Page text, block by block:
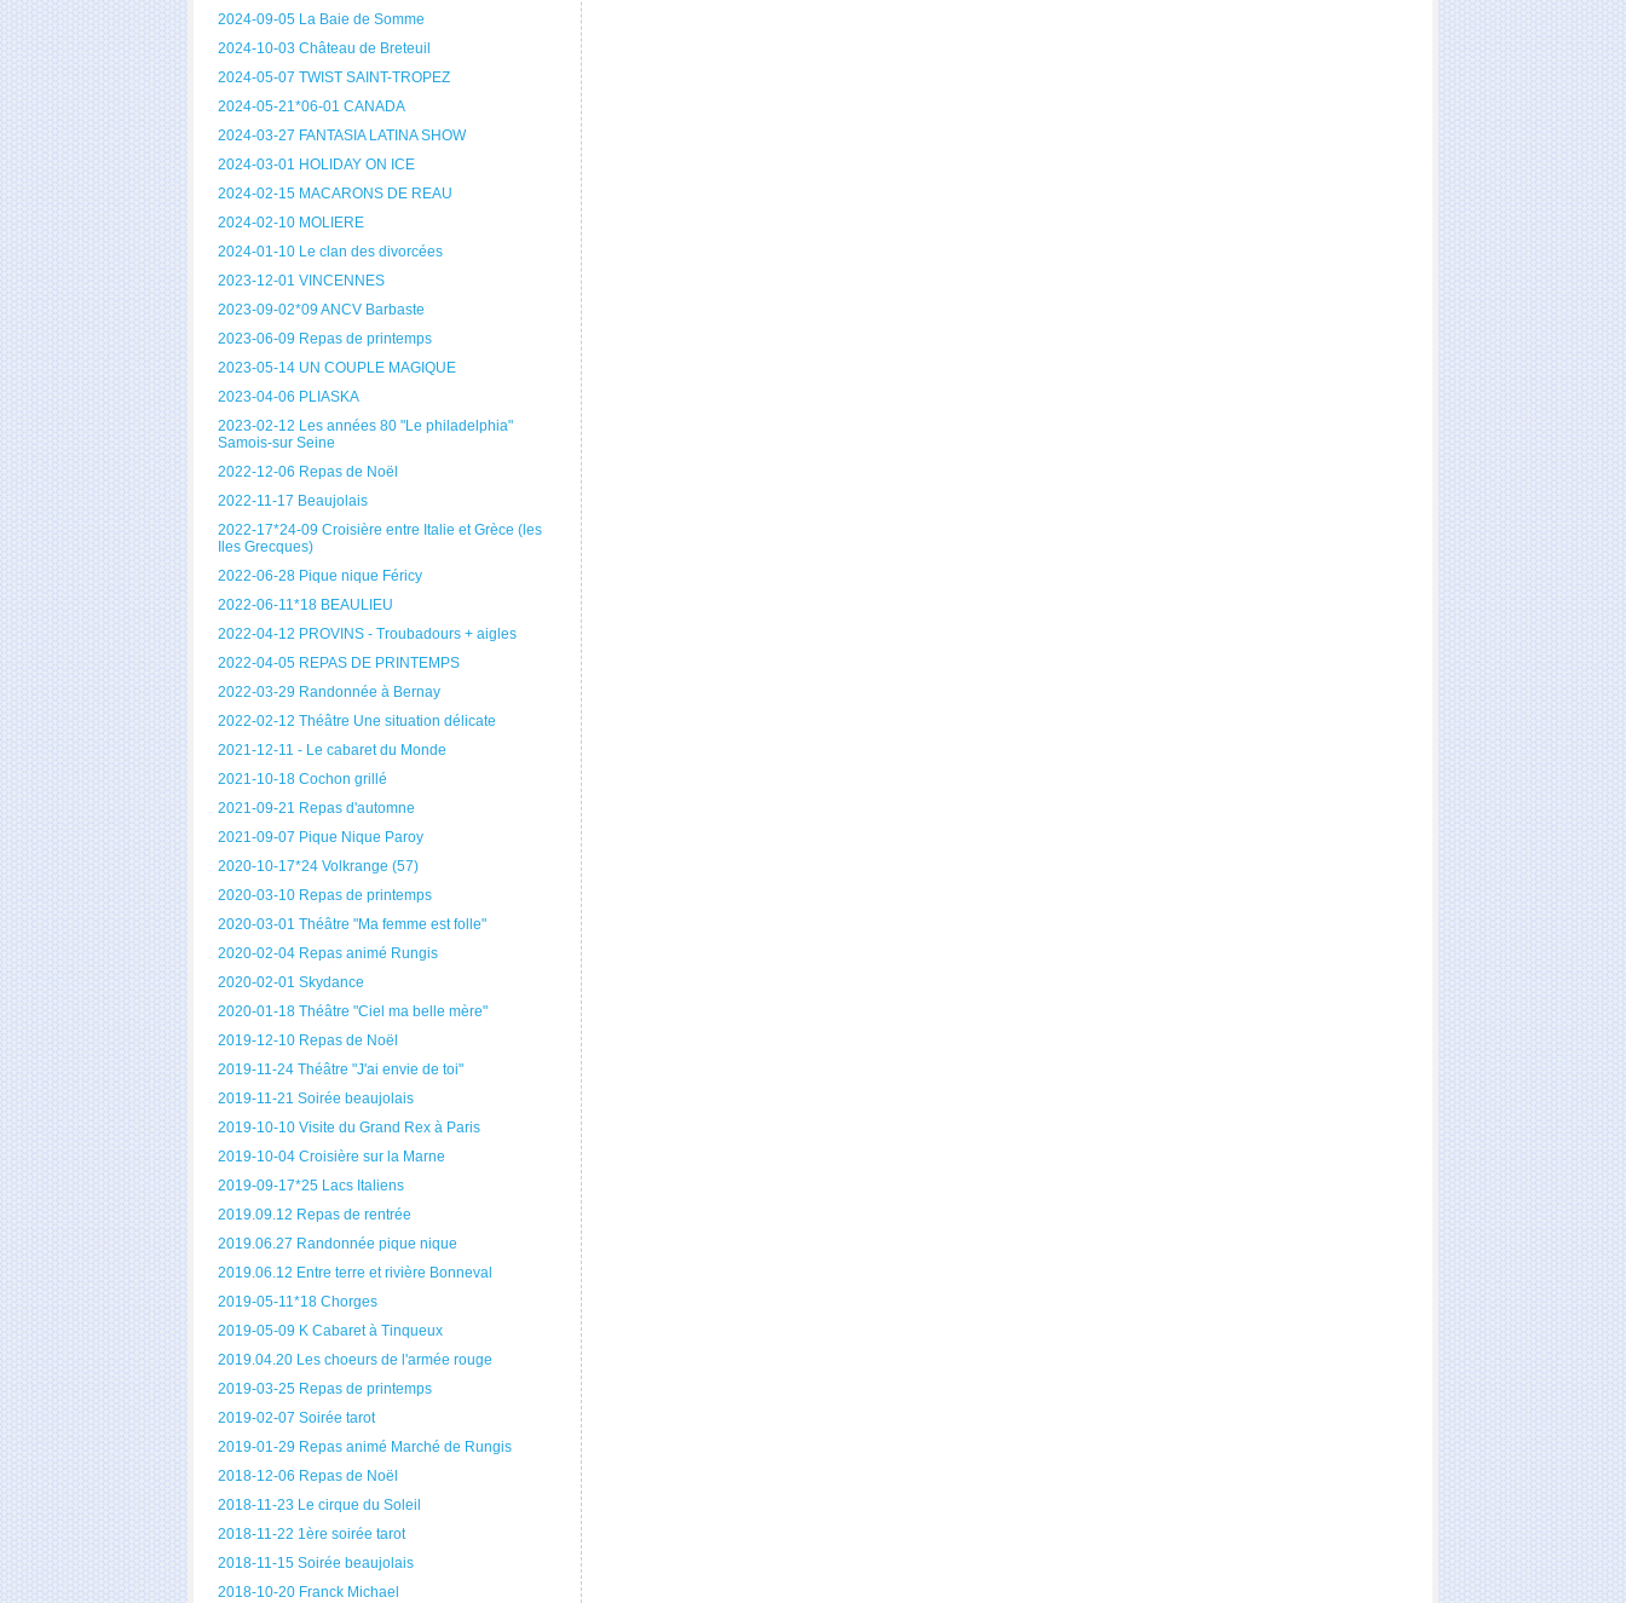
2024-09-05 La Baie de Somme
2024-10-03 Château de Breteuil
2024-05-07 TWIST SAINT-TROPEZ
2024-05-21*06-01 CANADA
2024-03-27 FANTASIA LATINA SHOW
2024-03-01 HOLIDAY ON ICE
2024-02-15 MACARONS DE REAU
2024-02-10 MOLIERE
2024-01-10 Le clan des divorcées
2023-12-01 VINCENNES
2023-09-02*09 ANCV Barbaste
2023-06-09 Repas de printemps
2023-05-14 UN COUPLE MAGIQUE
2023-04-06 PLIASKA
2023-02-12 Les années 80 "Le philadelphia"
Samois-sur Seine
2022-12-06 Repas de Noël
2022-11-17 Beaujolais
2022-17*24-09 Croisière entre Italie et Grèce (les
Iles Grecques)
2022-06-28 Pique nique Féricy
2022-06-11*18 BEAULIEU
2022-04-12 PROVINS - Troubadours + aigles
2022-04-05 REPAS DE PRINTEMPS
2022-03-29 Randonnée à Bernay
2022-02-12 Théâtre Une situation délicate
2021-12-11 - Le cabaret du Monde
2021-10-18 Cochon grillé
2021-09-21 Repas d'automne
2021-09-07 Pique Nique Paroy
2020-10-17*24 Volkrange (57)
2020-03-10 Repas de printemps
2020-03-01 Théâtre "Ma femme est folle"
2020-02-04 Repas animé Rungis
2020-02-01 Skydance
2020-01-18 Théâtre "Ciel ma belle mère"
2019-12-10 Repas de Noël
2019-11-24 Théâtre "J'ai envie de toi"
2019-11-21 Soirée beaujolais
2019-10-10 Visite du Grand Rex à Paris
2019-10-04 Croisière sur la Marne
2019-09-17*25 Lacs Italiens
2019.09.12 Repas de rentrée
2019.06.27 Randonnée pique nique
2019.06.12 Entre terre et rivière Bonneval
2019-05-11*18 Chorges
2019-05-09 K Cabaret à Tinqueux
2019.04.20 Les choeurs de l'armée rouge
2019-03-25 Repas de printemps
2019-02-07 Soirée tarot
2019-01-29 Repas animé Marché de Rungis
2018-12-06 Repas de Noël
2018-11-23 Le cirque du Soleil
2018-11-22 1ère soirée tarot
2018-11-15 Soirée beaujolais
2018-10-20 Franck Michael